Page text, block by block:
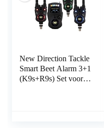
New Direction Tackle
Smart Beet Alarm 3+1
(K9s+R9s) Set voor